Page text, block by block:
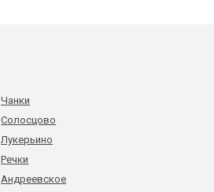
Чанки
Солосцово
Лукерьино
Речки
Андреевское